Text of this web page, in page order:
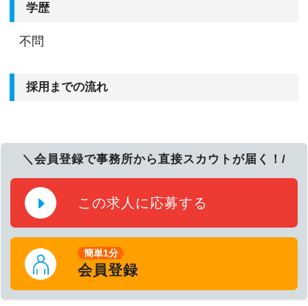
学歴
不問
採用までの流れ
＼会員登録で事務所から直接スカウトが届く！/
この求人に応募する
簡単1分
会員登録